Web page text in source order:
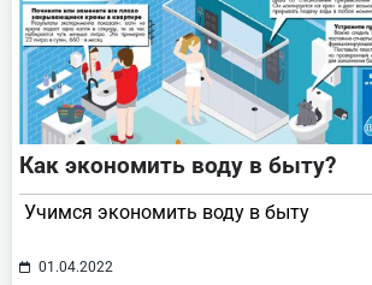
Как экономить воду в быту?
Учимся экономить воду в быту
01.04.2022